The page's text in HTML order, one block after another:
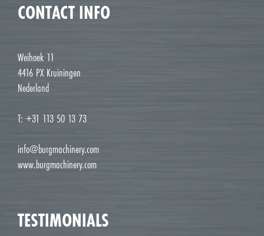
CONTACT INFO
Weihoek 11
4416 PX Kruiningen
Nederland
T: +31 113 50 13 73
info@burgmachinery.com
www.burgmachinery.com
TESTIMONIALS